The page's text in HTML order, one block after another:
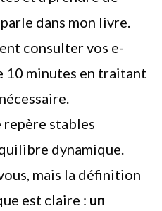
parle dans mon livre.
consulter vos e-
10 minutes en traitant
repère stables
dynamique.
mais la définition
est claire : un